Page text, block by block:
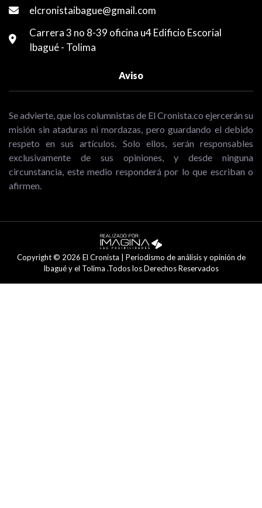
elcronistaibague@gmail.com
Carrera 3 no 8-39 oficina u4 Edificio Escorial
Ibagué - Tolima
Aviso
Se advierte, que los columnistas de El Cronista.co ejercerán su
misión sin ataduras ni mordazas, pero guardando el debido
respeto en sus artículos. Solo ellos, serán responsables
exclusivamente de sus opiniones, y desde ninguna
circunstancia, este medio responderá por lo que escriban o
afirmen.
Copyright © 2026 El Cronista | Periodismo de análisis y opinión de
Ibagué y el Tolima .Todos los Derechos Reservados